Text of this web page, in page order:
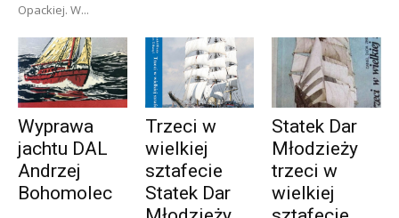
Opackiej. W...
Wyprawa
jachtu DAL
Andrzej
Bohomolec
Trzeci w
wielkiej
sztafecie
Statek Dar
Statek Dar
Młodzieży
trzeci w
wielkiej